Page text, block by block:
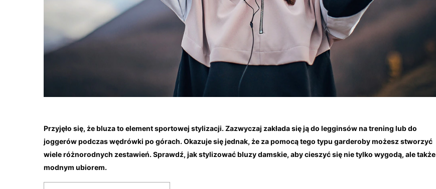
Przyjęło się, że bluza to element sportowej stylizacji. Zazwyczaj zakłada się ją do legginsów na trening lub do
joggerów podczas wędrówki po górach. Okazuje się jednak, że za pomocą tego typu garderoby możesz stworzyć
wiele różnorodnych zestawień. Sprawdź, jak stylizować bluzy damskie, aby cieszyć się nie tylko wygodą, ale także
modnym ubiorem.